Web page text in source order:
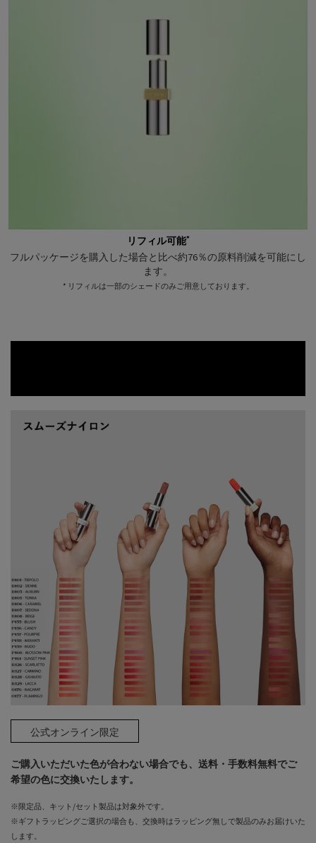
リフィル可能*
フルパッケージを購入した場合と比べ約76％の原料削減を可能にし
ます。
* リフィルは一部のシェードのみご用意しております。
公式オンライン限定
ご購入いただいた色が合わない場合でも、送料・手数料無料でご
希望の色に交換いたします。
※限定品、キット/セット製品は対象外です。​
※ギフトラッピングご選択の場合も、交換時はラッピング無しで製品のみお届けいた
します。​